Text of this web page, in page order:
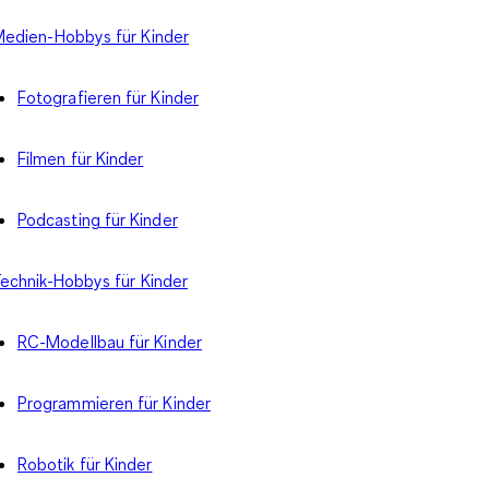
Hobbys für Kinder
Fotografieren für Kinder
Filmen für Kinder
Podcasting für Kinder
Hobbys für Kinder
RC-Modellbau für Kinder
Programmieren für Kinder
Robotik für Kinder